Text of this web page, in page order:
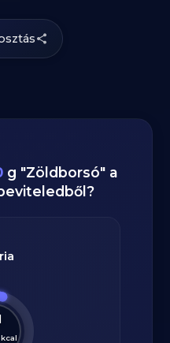
g "Zöldborsó" a
kcal